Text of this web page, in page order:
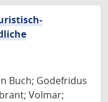
Buch; Godefridus
Volmar;